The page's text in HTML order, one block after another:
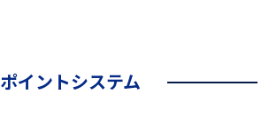
ポイントシステム